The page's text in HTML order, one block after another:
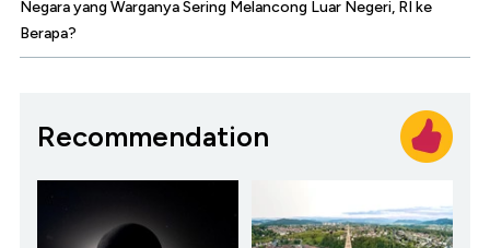
Negara yang Warganya Sering Melancong Luar Negeri, RI ke
Berapa?
Recommendation